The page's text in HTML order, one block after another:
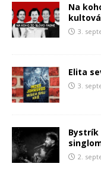
Na
3.
Elita
3.
Bystrík
2.